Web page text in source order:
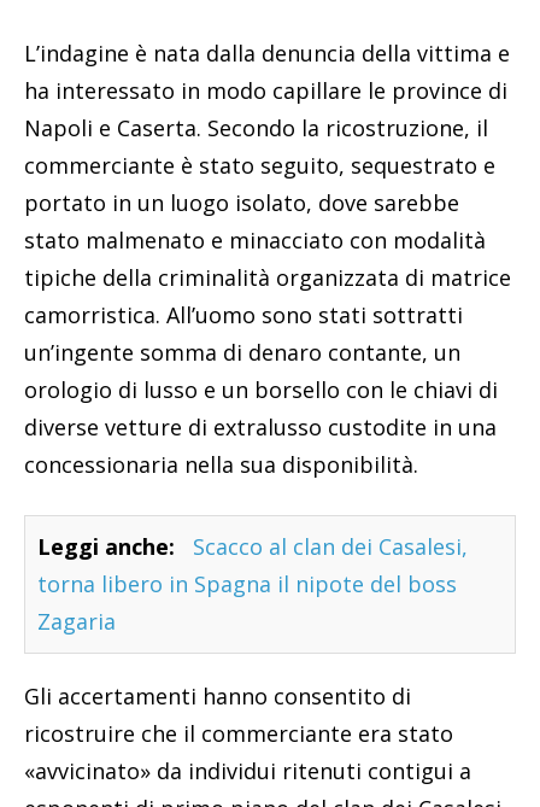
L’indagine è nata dalla denuncia della vittima e
ha interessato in modo capillare le province di
Napoli e Caserta. Secondo la ricostruzione, il
commerciante è stato seguito, sequestrato e
portato in un luogo isolato, dove sarebbe
stato malmenato e minacciato con modalità
tipiche della criminalità organizzata di matrice
camorristica. All’uomo sono stati sottratti
un’ingente somma di denaro contante, un
orologio di lusso e un borsello con le chiavi di
diverse vetture di extralusso custodite in una
concessionaria nella sua disponibilità.
Leggi anche:
Scacco al clan dei Casalesi,
torna libero in Spagna il nipote del boss
Zagaria
Gli accertamenti hanno consentito di
ricostruire che il commerciante era stato
«avvicinato» da individui ritenuti contigui a